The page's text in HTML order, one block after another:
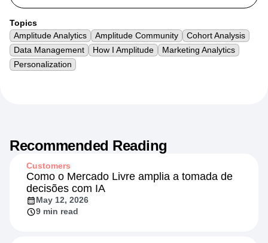
Topics
Amplitude Analytics
Amplitude Community
Cohort Analysis
Data Management
How I Amplitude
Marketing Analytics
Personalization
Recommended Reading
Customers
Como o Mercado Livre amplia a tomada de
decisões com IA
May 12, 2026
9 min read